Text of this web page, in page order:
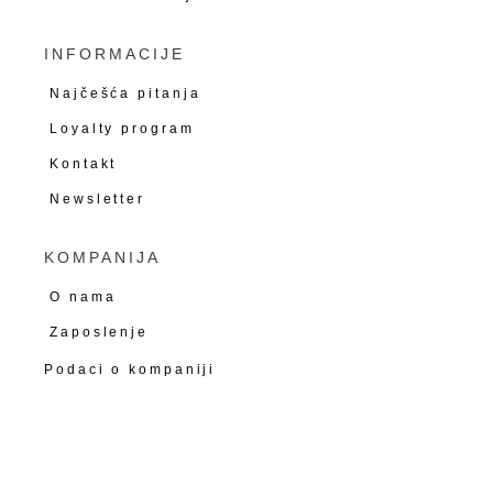
INFORMACIJE
Najčešća pitanja
Loyalty program
Kontakt
Newsletter
KOMPANIJA
O nama
Zaposlenje
Podaci o kompaniji